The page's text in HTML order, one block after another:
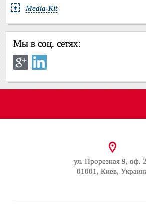
Media-Kit
Мы в соц. сетях:
ул. Прорезная 9, оф.
01001, Киев,